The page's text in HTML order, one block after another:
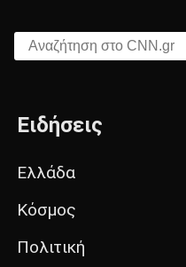
Αναζήτηση στο CNN.gr
Ειδήσεις
Ελλάδα
Κόσμος
Πολιτική